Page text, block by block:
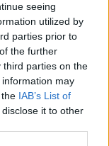
seeing
utilized by
parties prior to
the further
third parties on the
information may
IAB’s List of
it to other